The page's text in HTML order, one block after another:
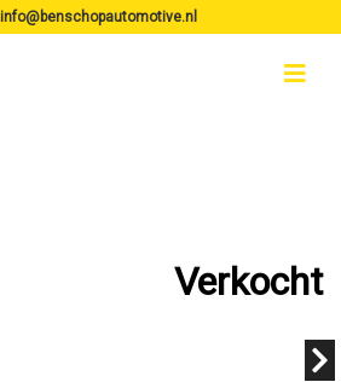
info@benschopautomotive.nl
Verkocht